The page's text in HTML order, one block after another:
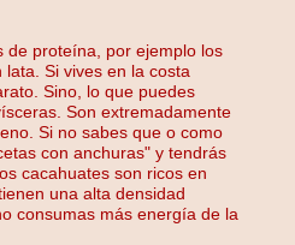
de proteína, por ejemplo los
Si vives en la costa
Sino, lo que puedes
Son extremadamente
Si no sabes que o como
con anchuras" y tendrás
cacahuates son ricos en
una alta densidad
consumas más energía de la